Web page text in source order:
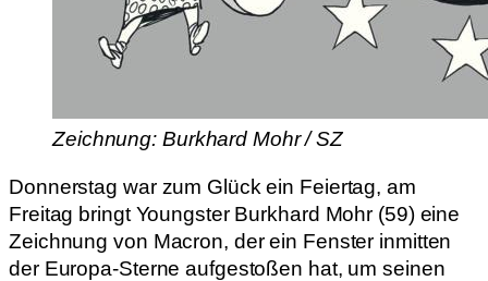
Zeichnung: Burkhard Mohr / SZ
Donnerstag war zum Glück ein Feiertag, am
Freitag bringt Youngster Burkhard Mohr (59) eine
Zeichnung von Macron, der ein Fenster inmitten
der Europa-Sterne aufgestoßen hat, um seinen